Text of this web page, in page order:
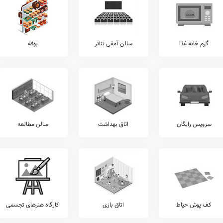
سامانه شاد استفاده می کند. علاوه بر این موضوع، اطلاعات دقیق مربوط به سایر سامانه های
، حضور و غیاب الکترونیکی، دوربین مداربسته، استدیو ضبط
هوشمندسازی مدرسه می باشد.
های ملی، برگزاری اردوهای علمی و مطالعاتی، و... در زمره فعالیت های مدرسه شهید ازمل
این مدرسه شامل موارد برگزاری مسابقات ورزشی درون مدرسه ای، شرکت در مسابقات علمی
فرهنگی و هنری برون مدرسه ای، برگزاری مسابقات علمی درون مدرسه ای، برگزاری
فوتبال دستی، هندبال، استخر، والیبال، و... اطلاعات دقیقتری بدست آورد.
از خدمات را نظیر آموزش قرآن، آموزش موسیقی، کلاس های روش صحیح تست زنی، کلاس
آمادگی المپیاد، آموزش زبان عربی، آموزش زبان انگلیسی، آموزش خوشنویسی، و... شامل
گرم خانه غذا سالن آمفی تئاتر بوفه
سرویس رایگان اتاق بهداشت سالن مطالعه
کف پوش حیاط اتاق بازی کارگاه هنرهای تجسمی